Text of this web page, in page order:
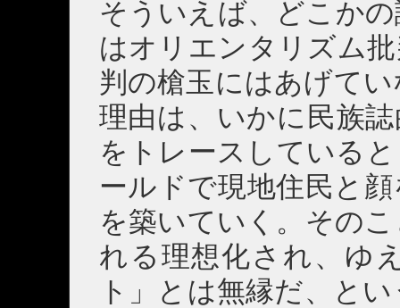
そういえば、どこか
はオリエンタリズム
判の槍玉にはあげて
理由は、いかに民族
をトレースしている
ールドで現地住民と
を築いていく。その
れる理想化され、ゆ
ト」とは無縁だ、と